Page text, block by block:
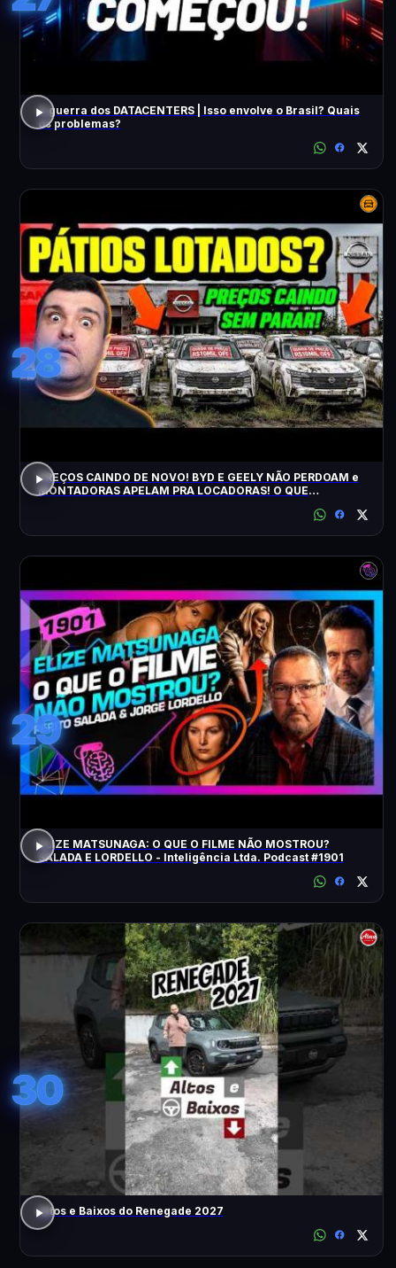
A guerra dos DATACENTERS | Isso envolve o Brasil? Quais
os problemas?
28
PREÇOS CAINDO DE NOVO! BYD E GEELY NÃO PERDOAM e
MONTADORAS APELAM PRA LOCADORAS! O QUE
29
ELIZE MATSUNAGA: O QUE O FILME NÃO MOSTROU?
SALADA E LORDELLO - Inteligência Ltda. Podcast #1901
30
Altos e Baixos do Renegade 2027